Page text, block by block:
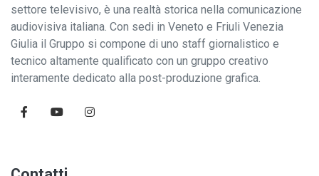
settore televisivo, è una realtà storica nella comunicazione
audiovisiva italiana. Con sedi in Veneto e Friuli Venezia
Giulia il Gruppo si compone di uno staff giornalistico e
tecnico altamente qualificato con un gruppo creativo
interamente dedicato alla post-produzione grafica.